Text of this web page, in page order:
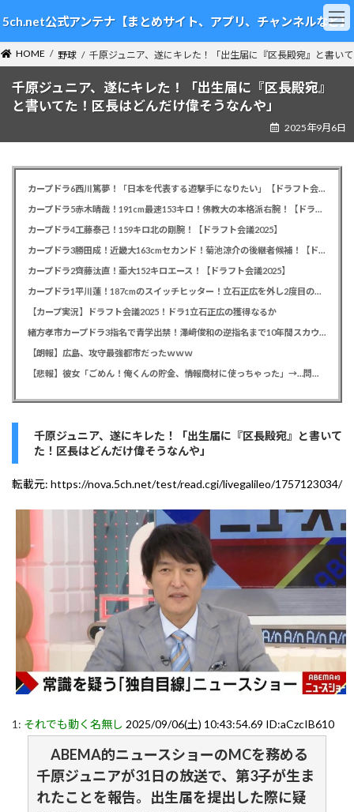
ン
テ
ン
ツ
ビ
ゲ
ー
シ
5ch.net公式アンテナ【まとめサイト、アプリ、チャンネルなど】
HOME 野球 千原ジュニア、遂にキレた！「出生届に『区長殿宛』と書い
千原ジュニア、遂にキレた！「出生届に『区長殿宛』
と書いてた！区長はどんだけ偉そうなんや」
2025年9月6日
カープドラ6西川篤夢！「日本を代表する遊撃手になりたい」【ドラフト会議2025】
カープドラ5赤木晴哉！191cm最速153キロ！佛教大の本格派右腕！【ドラフト会議2025】
カープドラ4工藤泰己！159キロ北の剛腕！【ドラフト会議2025】
カープドラ3勝田成！近畿大163cmセカンド！菊池涼介の後継者候補！【ドラフト会議2025】
カープドラ2齊藤汰直！亜大152キロエース！【ドラフト会議2025】
カープドラ1平川蓮！187cmのスイッチヒッター！立石正広を外し2度目の重複も新井監督がクジを引き当てる！【ドラフト会議2025】
【カープ実況】ドラフト会議2025！ドラ1立石正広の獲得なるか
緒方孝市カープドラ3指名で青学出禁！澤﨑俊和の逆指名まで10年間スカウト出禁
【朗報】広島、攻守最強都市だったｗｗｗ
【悲報】彼女「ごめん！俺くんの貯金、情報商材に使っちゃった」→…問い詰めたらギャン泣きされたんだが俺が悪いのか？
千原ジュニア、遂にキレた！「出生届に『区長殿宛』と書いて
た！区長はどんだけ偉そうなんや」
転載元: https://nova.5ch.net/test/read.cgi/livegalileo/1757123034/
1: それでも動く名無し 2025/09/06(土) 10:43:54.69 ID:aCzcIB610
ABEMA的ニュースショーのMCを務める
千原ジュニアが31日の放送で、第3子が生ま
れたことを報告。出生届を提出した際に疑